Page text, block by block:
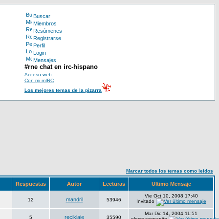
Buscar
Miembros
Resúmenes
Registrarse
Perfil
Login
Mensajes
#rne chat en irc-hispano
Acceso web
Con mi mIRC
Los mejores temas de la pizarra
Marcar todos los temas como leidos
Respuestas Autor Lecturas Ultimo Mensaje
12 mandril 53946
Vie Oct 10, 2008 17:40
Invitado
5 reciklaje 35590
Mar Dic 14, 2004 11:51